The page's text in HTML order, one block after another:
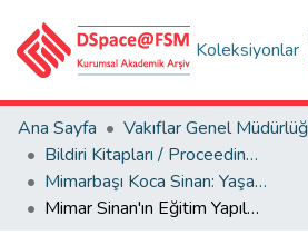
Koleksiyonlar
Ana Sayfa
Bildiri Kitapları / Proceedings Books
Mimarbaşı Koca Sinan: Yaşadığı Çağ ve Eserleri 1-2
Mimar Sinan'ın Eğitim Yapıları: Medreseler Darülkurralar Mektepler